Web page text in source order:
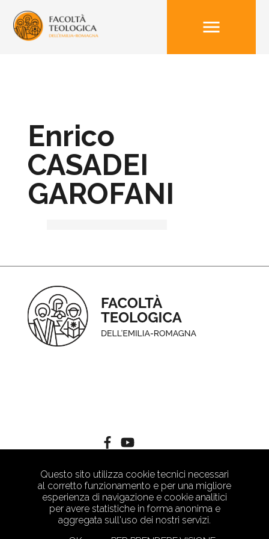
Questo sito utilizza cookie tecnici necessari
al corretto funzionamento e per una migliore
esperienza di navigazione e cookie analitici
per avere statistiche in forma anonima e
aggregata sull'uso dei nostri servizi.
menu
Enrico
CASADEI
GAROFANI